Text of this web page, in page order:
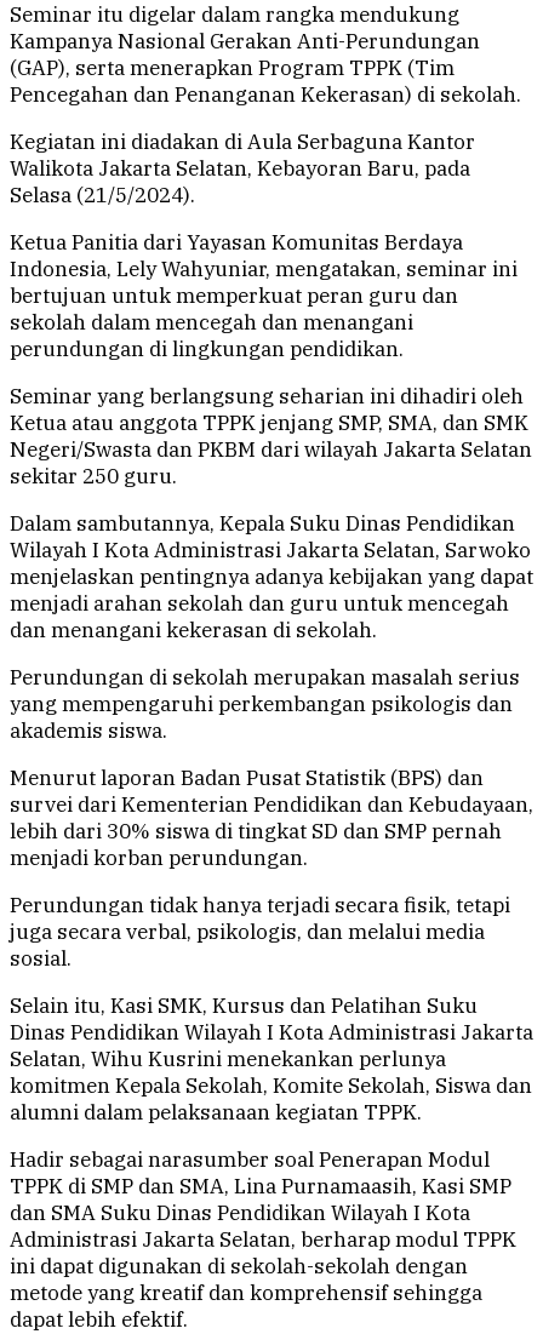
Seminar itu digelar dalam rangka mendukung
Kampanya Nasional Gerakan Anti-Perundungan
(GAP), serta menerapkan Program TPPK (Tim
Pencegahan dan Penanganan Kekerasan) di sekolah.
Kegiatan ini diadakan di Aula Serbaguna Kantor
Walikota Jakarta Selatan, Kebayoran Baru, pada
Selasa (21/5/2024).
Ketua Panitia dari Yayasan Komunitas Berdaya
Indonesia, Lely Wahyuniar, mengatakan, seminar ini
bertujuan untuk memperkuat peran guru dan
sekolah dalam mencegah dan menangani
perundungan di lingkungan pendidikan.
Seminar yang berlangsung seharian ini dihadiri oleh
Ketua atau anggota TPPK jenjang SMP, SMA, dan SMK
Negeri/Swasta dan PKBM dari wilayah Jakarta Selatan
sekitar 250 guru.
Dalam sambutannya, Kepala Suku Dinas Pendidikan
Wilayah I Kota Administrasi Jakarta Selatan, Sarwoko
menjelaskan pentingnya adanya kebijakan yang dapat
menjadi arahan sekolah dan guru untuk mencegah
dan menangani kekerasan di sekolah.
Perundungan di sekolah merupakan masalah serius
yang mempengaruhi perkembangan psikologis dan
akademis siswa.
Menurut laporan Badan Pusat Statistik (BPS) dan
survei dari Kementerian Pendidikan dan Kebudayaan,
lebih dari 30% siswa di tingkat SD dan SMP pernah
menjadi korban perundungan.
Perundungan tidak hanya terjadi secara fisik, tetapi
juga secara verbal, psikologis, dan melalui media
sosial.
Selain itu, Kasi SMK, Kursus dan Pelatihan Suku
Dinas Pendidikan Wilayah I Kota Administrasi Jakarta
Selatan, Wihu Kusrini menekankan perlunya
komitmen Kepala Sekolah, Komite Sekolah, Siswa dan
alumni dalam pelaksanaan kegiatan TPPK.
Hadir sebagai narasumber soal Penerapan Modul
TPPK di SMP dan SMA, Lina Purnamaasih, Kasi SMP
dan SMA Suku Dinas Pendidikan Wilayah I Kota
Administrasi Jakarta Selatan, berharap modul TPPK
ini dapat digunakan di sekolah-sekolah dengan
metode yang kreatif dan komprehensif sehingga
dapat lebih efektif.